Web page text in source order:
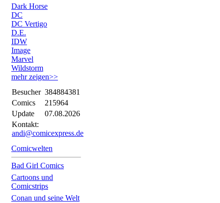
Dark Horse
DC
DC Vertigo
D.E.
IDW
Image
Marvel
Wildstorm
mehr zeigen>>
Besucher 384884381
Comics
215964
Update
07.08.2026
Kontakt:
andi@comicexpress.de
Comicwelten
Bad Girl Comics
Cartoons und
Comicstrips
Conan und seine Welt